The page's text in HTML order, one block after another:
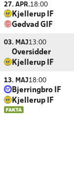
27. APR.18:00
Kjellerup IF
Gødvad GIF
03. MAJ13:00
Oversidder
Kjellerup IF
13. MAJ18:00
Bjerringbro IF
Kjellerup IF